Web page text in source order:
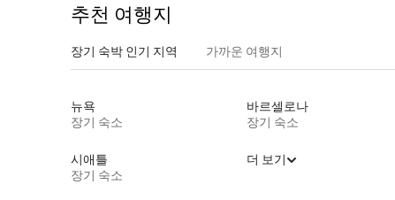
추천 여행지
장기 숙박 인기 지역 가까운 여행지
뉴욕
장기 숙소
바르셀로나
장기 숙소
시애틀
장기 숙소
더 보기